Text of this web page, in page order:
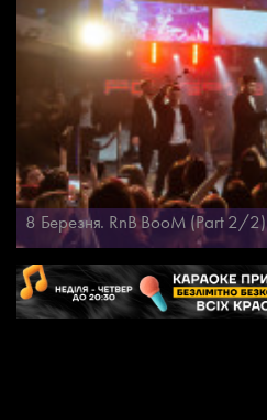
8 Березня. RnB BooM (Part 2/2)